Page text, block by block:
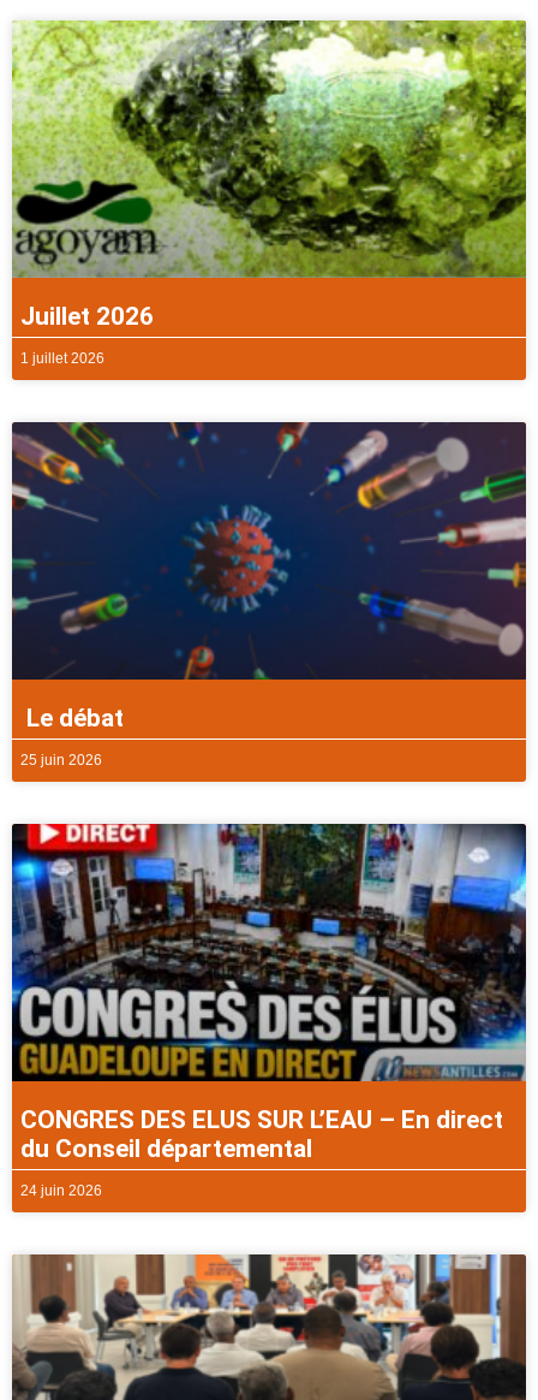
Juillet 2026
1 juillet 2026
Le débat
25 juin 2026
CONGRES DES ELUS SUR L’EAU – En direct
du Conseil départemental
24 juin 2026